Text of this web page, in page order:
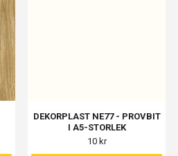
DEKORPLAST NE77 - PROVBIT
I A5-STORLEK
10 kr